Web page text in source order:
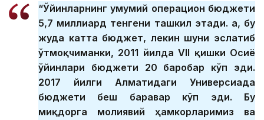
“Ўйинларнинг умумий операцион бюджети
5,7 миллиард тенгени ташкил этади. Ҳа, бу
жуда катта бюджет, лекин шуни эслатиб
ўтмоқчиманки, 2011 йилда VII қишки Осиё
ўйинлари бюджети 20 баробар кўп эди.
2017 йилги Алматидаги Универсиада
бюджети беш баравар кўп эди. Бу
миқдорга молиявий ҳамкорларимиз ва